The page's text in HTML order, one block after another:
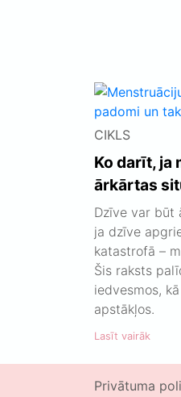
CIKLS
Ko darīt, ja
ārkārtas
Dzīve var būt
ja dzīve
katastrofā –
Šis raksts
iedvesmos,
apstākļos.
Lasīt vairāk
Privātuma